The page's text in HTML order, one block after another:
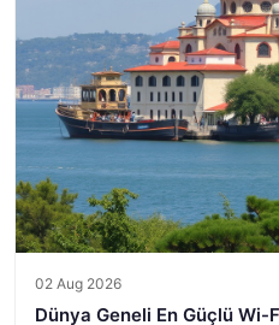
02 Aug 2026
Dünya Geneli En Güçlü Wi-